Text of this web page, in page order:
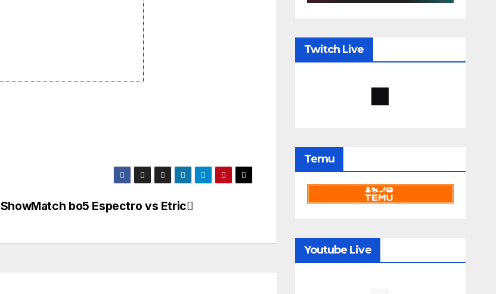
ShowMatch bo5 Espectro vs Etric
Twitch Live
Temu
Youtube Live